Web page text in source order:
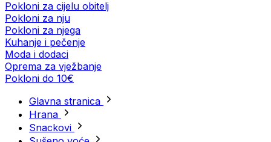
Pokloni za cijelu obitelj
Pokloni za nju
Pokloni za njega
Kuhanje i pečenje
Moda i dodaci
Oprema za vježbanje
Pokloni do 10€
Glavna stranica
Hrana
Snackovi